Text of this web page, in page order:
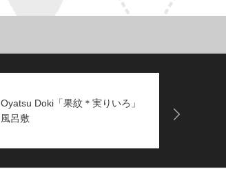
Oyatsu Doki「果紋＊実りいろ」
風呂敷